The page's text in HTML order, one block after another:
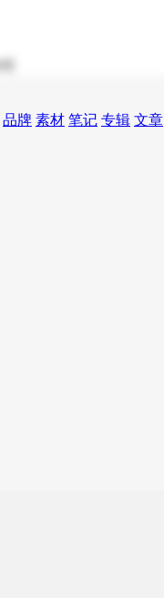
品牌 素材 笔记 专辑 文章